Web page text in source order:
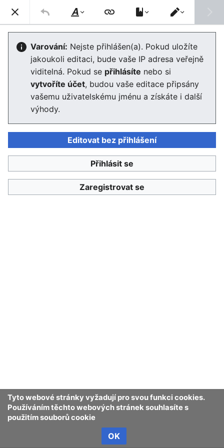
Enviwiki
Environmentální Kuznetsova křivka
Editor se nyní načte. Pokud tuto zprávu stále vidíte po
několika sekundách, prosím obnovte stránku .
Tyto webové stránky vyžadují pro svou funkci cookies.
Používáním těchto webových stránek souhlasíte s
použitím souborů cookie
OK
Enviwiki
Styl
textu
Přepnout
editor
Varování: Nejste přihlášen(a). Pokud uložíte
jakoukoli editaci, bude vaše IP adresa veřejně
viditelná. Pokud se přihlásíte nebo si
vytvoříte účet, budou vaše editace připsány
vašemu uživatelskému jménu a získáte i další
výhody.
Editovat bez přihlášení
Přihlásit se
Zaregistrovat se